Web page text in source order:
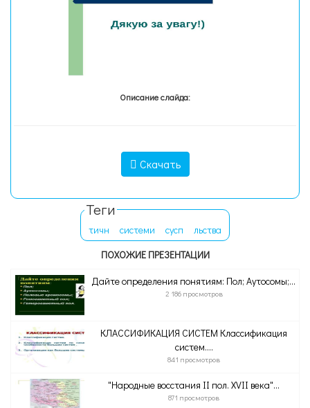
Описание слайда:
Скачать
Теги
тичн системи сусп
льства
ПОХОЖИЕ ПРЕЗЕНТАЦИИ
Дайте определения понятиям: Пол; Аутосомы;...
2 186 просмотров
КЛАССИФИКАЦИЯ СИСТЕМ Классификация
систем....
841 просмотров
"Народные восстания II пол. XVII века"...
871 просмотров